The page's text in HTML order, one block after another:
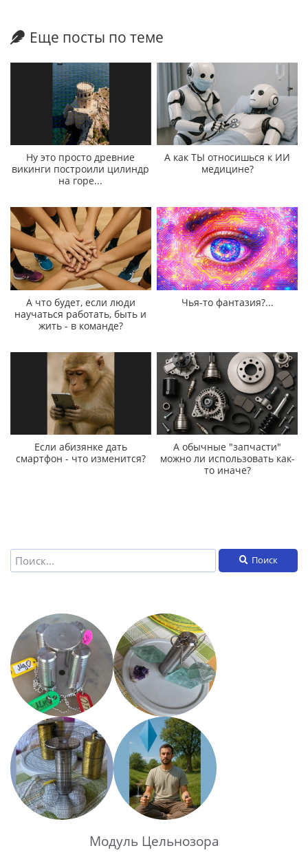
Еще посты по теме
Ну это просто древние
викинги построили цилиндр
на горе...
А как ТЫ относишься к ИИ
медицине?
А что будет, если люди
научаться работать, быть и
жить - в команде?
Чья-то фантазия?...
Если абизянке дать
смартфон - что изменится?
А обычные "запчасти"
можно ли использовать как-
то иначе?
Поиск
Модуль Цельнозора